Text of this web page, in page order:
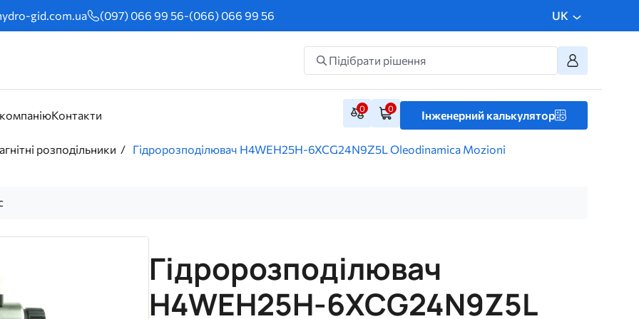
gid.com.ua (097) 066 99 56-(066) 066 99 56 UK
Контакти 0 0 Інженерний калькулятор
розподільники Гідророзподілювач H4WEH25H-6XCG24N9Z5L Oleodinamica Mozioni
Гідророзподілювач
H4WEH25H-6XCG24N9Z5L